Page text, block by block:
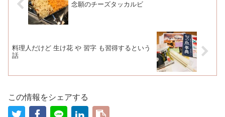
念願のチーズタッカルビ
料理人だけど 生け花 や 習字 も習得するという
話
この情報をシェアする